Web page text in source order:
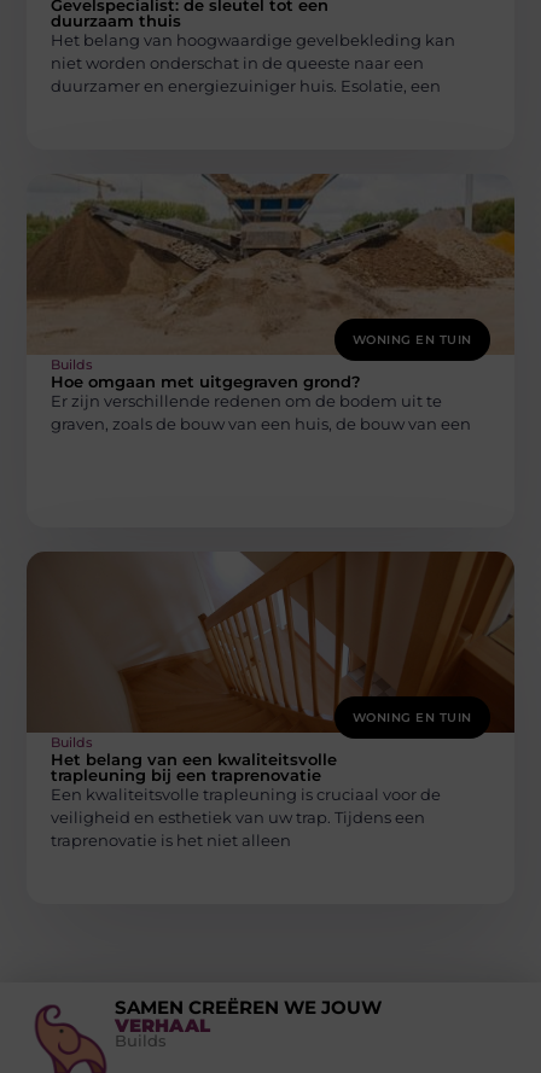
Gevelspecialist: de sleutel tot een
duurzaam thuis
Het belang van hoogwaardige gevelbekleding kan
niet worden onderschat in de queeste naar een
duurzamer en energiezuiniger huis. Esolatie, een
WONING EN TUIN
Builds
Hoe omgaan met uitgegraven grond?
Er zijn verschillende redenen om de bodem uit te
graven, zoals de bouw van een huis, de bouw van een
WONING EN TUIN
Builds
Het belang van een kwaliteitsvolle
trapleuning bij een traprenovatie
Een kwaliteitsvolle trapleuning is cruciaal voor de
veiligheid en esthetiek van uw trap. Tijdens een
traprenovatie is het niet alleen
SAMEN CREËREN WE JOUW
VERHAAL
Builds